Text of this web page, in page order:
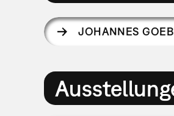
JOHANNES